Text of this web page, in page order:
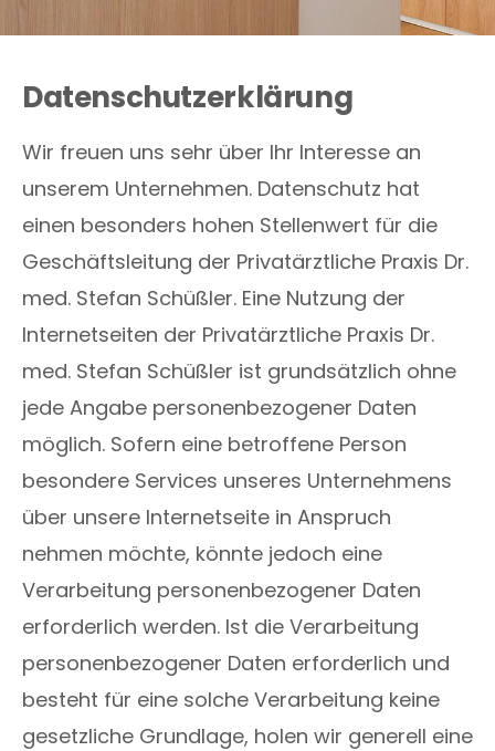
Datenschutzerklärung
Wir freuen uns sehr über Ihr Interesse an
unserem Unternehmen. Datenschutz hat
einen besonders hohen Stellenwert für die
Geschäftsleitung der Privatärztliche Praxis Dr.
med. Stefan Schüßler. Eine Nutzung der
Internetseiten der Privatärztliche Praxis Dr.
med. Stefan Schüßler ist grundsätzlich ohne
jede Angabe personenbezogener Daten
möglich. Sofern eine betroffene Person
besondere Services unseres Unternehmens
über unsere Internetseite in Anspruch
nehmen möchte, könnte jedoch eine
Verarbeitung personenbezogener Daten
erforderlich werden. Ist die Verarbeitung
personenbezogener Daten erforderlich und
besteht für eine solche Verarbeitung keine
gesetzliche Grundlage, holen wir generell eine